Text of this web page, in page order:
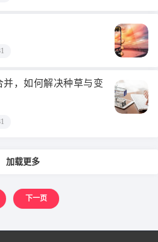
，如何解决种草与变
加载更多
下一页